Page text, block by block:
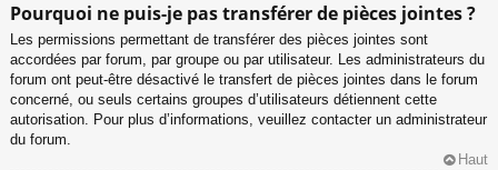
Pourquoi ne puis-je pas transférer de pièces jointes ?
Les permissions permettant de transférer des pièces jointes sont
accordées par forum, par groupe ou par utilisateur. Les administrateurs du
forum ont peut-être désactivé le transfert de pièces jointes dans le forum
concerné, ou seuls certains groupes d’utilisateurs détiennent cette
autorisation. Pour plus d’informations, veuillez contacter un administrateur
du forum.
Haut